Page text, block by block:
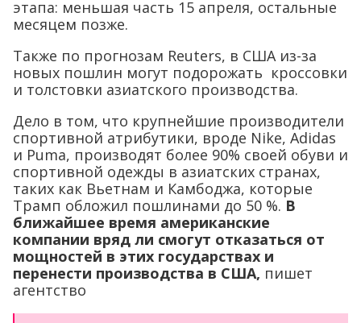
этапа: меньшая часть 15 апреля, остальные
месяцем позже.
Также по прогнозам Reuters, в США из-за
новых пошлин могут подорожать кроссовки
и толстовки азиатского производства.
Дело в том, что крупнейшие производители
спортивной атрибутики, вроде Nike, Adidas
и Puma, производят более 90% своей обуви и
спортивной одежды в азиатских странах,
таких как Вьетнам и Камбоджа, которые
Трамп обложил пошлинами до 50 %. В
ближайшее время американские
компании вряд ли смогут отказаться от
мощностей в этих государствах и
перенести производства в США, пишет
агентство